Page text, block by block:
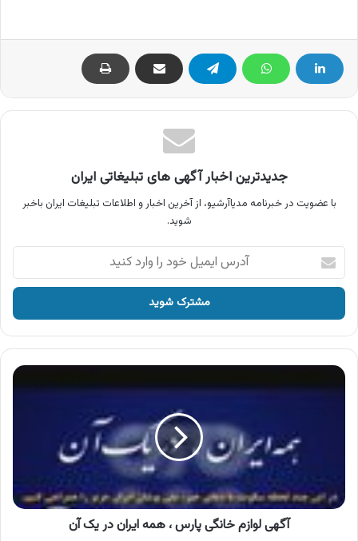
جدیدترین اخبار آگهی های تبلیغاتی ایران
با عضویت در خبرنامه مدیاآرشیو، از آخرین اخبار و اطلاعات تبلیغات ایران باخبر
شوید.
آدرس
ایمیل
خود
وارد
کنید
آگهی
لوازم
یک
آگهی لوازم خانگی پارس ، همه ایران در یک آن